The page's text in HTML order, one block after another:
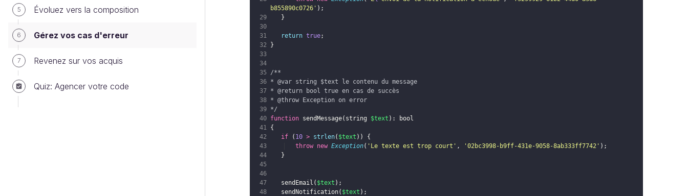
5 Évoluez vers la composition
6 Gérez vos cas d'erreur
7 Revenez sur vos acquis
Quiz: Agencer votre code
b855890c0726' ) ;
}
return true;
}
/**
* @var string $text le contenu du message
* @return bool true en cas de succès
* @throw Exception on error
*/
function sendMessage( string $text ) :
bool
{
if
( 10 > strlen( $text ))
{
throw new Exception( 'Le texte est trop court' , '02bc3998-b9ff-431e-9058-8ab333ff7742' ) ;
}
sendEmail ( $text ) ;
sendNotification( $text ) ;